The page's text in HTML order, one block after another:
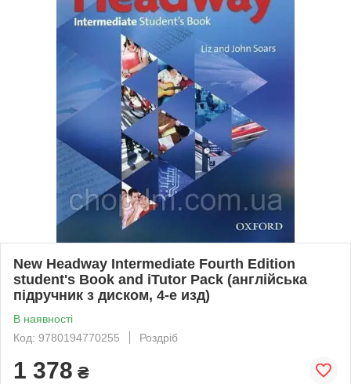
New Headway Intermediate Fourth Edition
student's Book and iTutor Pack (англійська
підручник з диском, 4-е изд)
В наявності
Код: 9780194770255
Роздріб
1 378 ₴